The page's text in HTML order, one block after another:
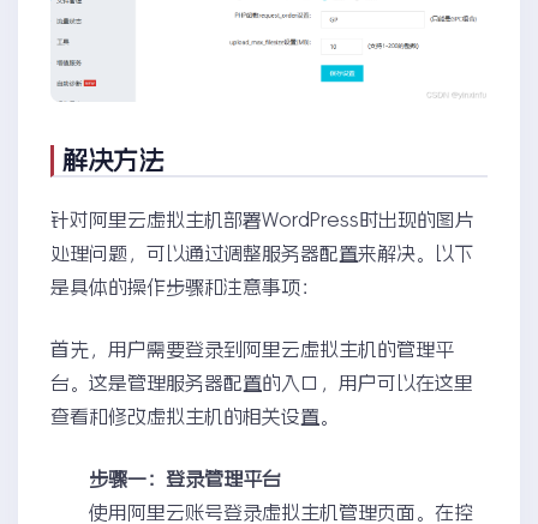
解决方法
针对阿里云虚拟主机部署WordPress时出现的图片
处理问题，可以通过调整服务器配置来解决。以下
是具体的操作步骤和注意事项：
首先，用户需要登录到阿里云虚拟主机的管理平
台。这是管理服务器配置的入口，用户可以在这里
查看和修改虚拟主机的相关设置。
步骤一：登录管理平台
使用阿里云账号登录虚拟主机管理页面。在控